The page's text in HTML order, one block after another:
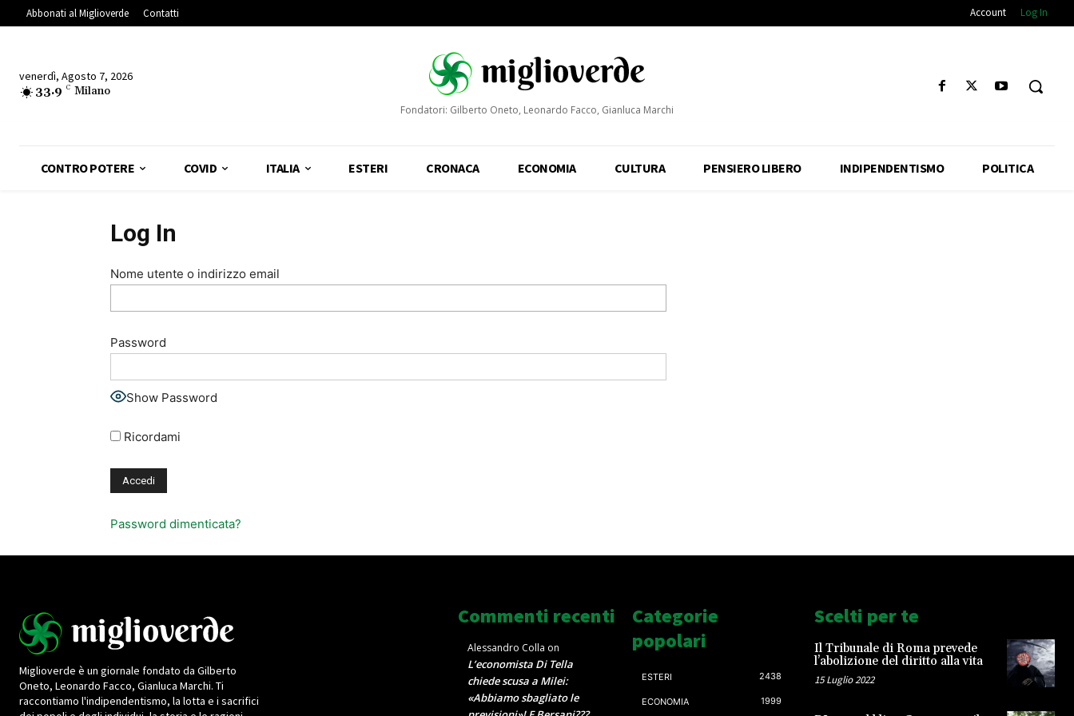
Abbonati al Miglioverde Contatti Account Log In
venerdì, Agosto 7, 2026
33.9 C Milano
Fondatori: Gilberto Oneto, Leonardo Facco, Gianluca Marchi
CONTRO POTERE COVID ITALIA ESTERI CRONACA ECONOMIA CULTURA PENSIERO LIBERO INDIPENDENTISMO POLITICA
Log In
Nome utente o indirizzo email
Password
Show Password
Ricordami
Password dimenticata?
Miglioverde è un giornale fondato da Gilberto
Oneto, Leonardo Facco, Gianluca Marchi. Ti
raccontiamo l'indipendentismo, la lotta e i sacrifici
Commenti recenti
Alessandro Colla on
L’economista Di Tella
chiede scusa a Milei:
«Abbiamo sbagliato le
Categorie
popolari
ESTERI 2438
ECONOMIA 1999
Scelti per te
Il Tribunale di Roma prevede
l’abolizione del diritto alla vita
15 Luglio 2022